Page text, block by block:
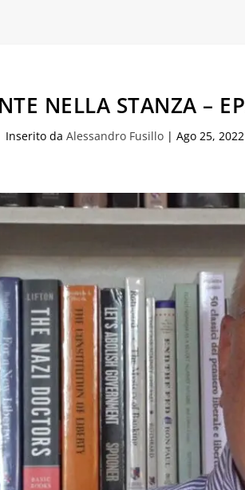
NELLA STANZA –
Inserito da Alessandro Fusillo | Ago 25, 2022